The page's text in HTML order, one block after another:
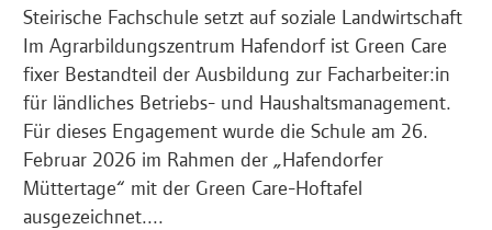
Steirische Fachschule setzt auf soziale Landwirtschaft
Im Agrarbildungszentrum Hafendorf ist Green Care
fixer Bestandteil der Ausbildung zur Facharbeiter:in
für ländliches Betriebs- und Haushaltsmanagement.
Für dieses Engagement wurde die Schule am 26.
Februar 2026 im Rahmen der „Hafendorfer
Müttertage“ mit der Green Care-Hoftafel
ausgezeichnet....